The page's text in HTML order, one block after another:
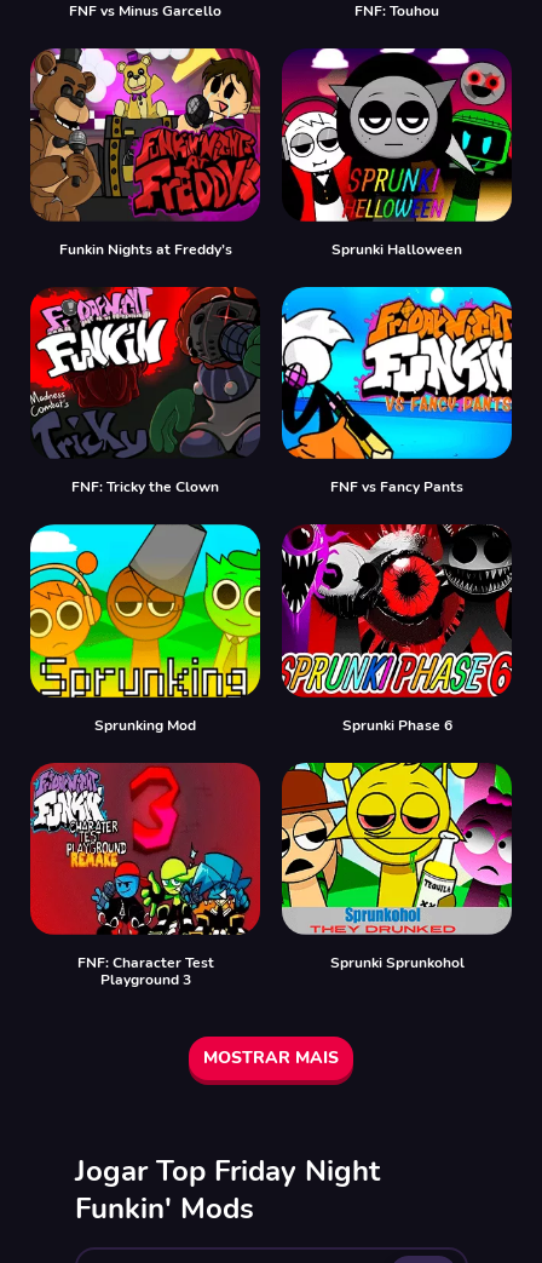
FNF vs Minus Garcello FNF: Touhou
Funkin Nights at Freddy’s Sprunki Halloween
FNF: Tricky the Clown FNF vs Fancy Pants
Sprunking Mod Sprunki Phase 6
FNF: Character Test
Playground 3
Sprunki Sprunkohol
MOSTRAR MAIS
Jogar Top Friday Night
Funkin' Mods